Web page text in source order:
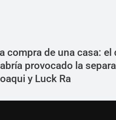
compra de una casa:
provocado la
y Luck Ra